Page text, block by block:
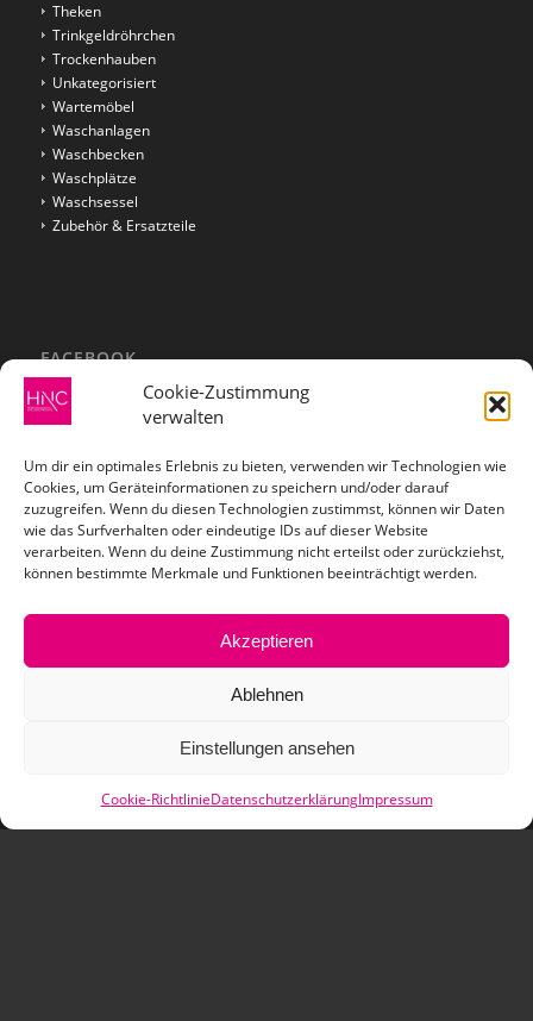
Cookie-Zustimmung
verwalten
Um dir ein optimales Erlebnis zu bieten, verwenden wir Technologien wie
Cookies, um Geräteinformationen zu speichern und/oder darauf
zuzugreifen. Wenn du diesen Technologien zustimmst, können wir Daten
wie das Surfverhalten oder eindeutige IDs auf dieser Website
verarbeiten. Wenn du deine Zustimmung nicht erteilst oder zurückziehst,
können bestimmte Merkmale und Funktionen beeinträchtigt werden.
Akzeptieren
Ablehnen
Einstellungen ansehen
Cookie-RichtlinieDatenschutzerklärungImpressum
Theken
Trinkgeldröhrchen
Trockenhauben
Unkategorisiert
Wartemöbel
Waschanlagen
Waschbecken
Waschplätze
Waschsessel
Zubehör & Ersatzteile
FACEBOOK
Klicke hier, um Marketing-Cookies zu
akzeptieren und diesen Inhalt zu aktivieren
ZAHLUNGSARTEN